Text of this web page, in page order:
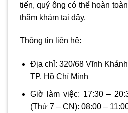
tiến, quý ông có thể hoàn
thăm khám tại đây.
Thông tin liên hệ:
Địa chỉ: 320/68 Vĩnh
TP. Hồ Chí Minh
Giờ làm việc: 17:30 –
(Thứ 7 – CN): 08:00 –